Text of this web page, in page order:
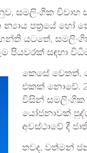
සමලිංගික
න්‍යාය පත්‍රයේ
වගන්ති යටතේ,
පියවරක් සඳහා
කෙසේ වෙතත්,
එකක් නොවේ.
විසින් සමලිංගික
යෝජනාවක්
අවස්ථාවේ දී
තවද, වත්මන්